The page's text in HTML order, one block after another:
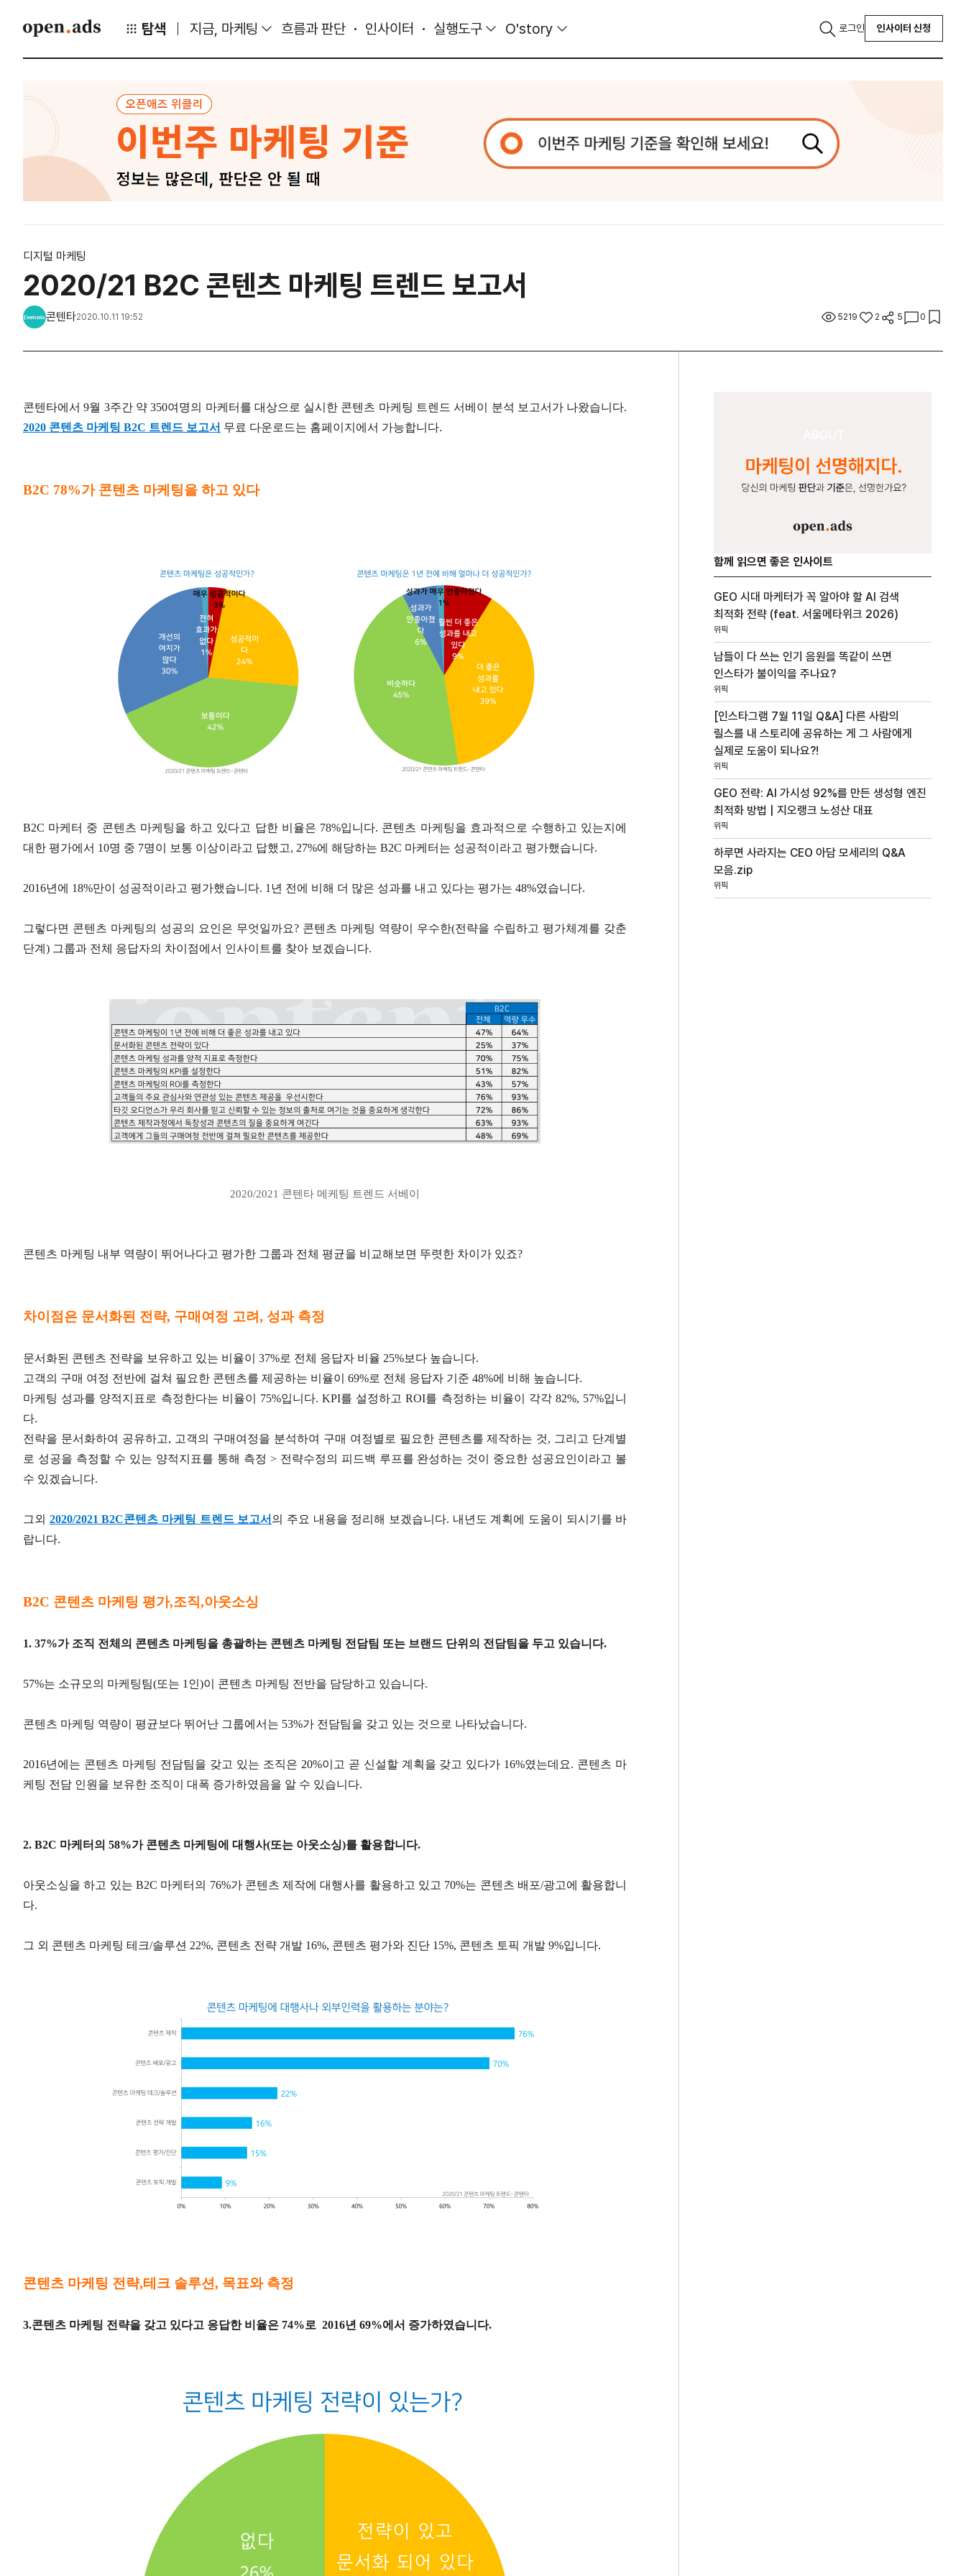
탐색 지금, 마케팅 흐름과 판단 인사이터 실행도구 O'story 로그인 인사이터 신청
디지털 마케팅
2020/21 B2C 콘텐츠 마케팅 트렌드 보고서
콘텐타2020.10.11 19:52 5219 2 5 0
콘텐타에서 9월 3주간 약 350여명의 마케터를 대상으로 실시한 콘텐츠 마케팅 트렌드 서베이 분석 보고서가 나왔습니다.
2020 콘텐츠 마케팅 B2C 트렌드 보고서 무료 다운로드는 홈페이지에서 가능합니다.
B2C 78%가 콘텐츠 마케팅을 하고 있다
B2C 마케터 중 콘텐츠 마케팅을 하고 있다고 답한 비율은 78%입니다. 콘텐츠 마케팅을 효과적으로 수행하고 있는지에
대한 평가에서 10명 중 7명이 보통 이상이라고 답했고, 27%에 해당하는 B2C 마케터는 성공적이라고 평가했습니다.
2016년에 18%만이 성공적이라고 평가했습니다. 1년 전에 비해 더 많은 성과를 내고 있다는 평가는 48%였습니다.
그렇다면 콘텐츠 마케팅의 성공의 요인은 무엇일까요? 콘텐츠 마케팅 역량이 우수한(전략을 수립하고 평가체계를 갖춘
단계) 그룹과 전체 응답자의 차이점에서 인사이트를 찾아 보겠습니다.
2020/2021 콘텐타 메케팅 트렌드 서베이
콘텐츠 마케팅 내부 역량이 뛰어나다고 평가한 그룹과 전체 평균을 비교해보면 뚜렷한 차이가 있죠?
차이점은 문서화된 전략, 구매여정 고려, 성과 측정
문서화된 콘텐츠 전략을 보유하고 있는 비율이 37%로 전체 응답자 비율 25%보다 높습니다.
고객의 구매 여정 전반에 걸쳐 필요한 콘텐츠를 제공하는 비율이 69%로 전체 응답자 기준 48%에 비해 높습니다.
마케팅 성과를 양적지표로 측정한다는 비율이 75%입니다. KPI를 설정하고 ROI를 측정하는 비율이 각각 82%, 57%입니
다.
전략을 문서화하여 공유하고, 고객의 구매여정을 분석하여 구매 여정별로 필요한 콘텐츠를 제작하는 것, 그리고 단계별
로 성공을 측정할 수 있는 양적지표를 통해 측정 > 전략수정의 피드백 루프를 완성하는 것이 중요한 성공요인이라고 볼
수 있겠습니다.
그외 2020/2021 B2C콘텐츠 마케팅 트렌드 보고서 의 주요 내용을 정리해 보겠습니다. 내년도 계획에 도움이 되시기를 바
랍니다.
B2C 콘텐츠 마케팅 평가,조직,아웃소싱
1. 37%가 조직 전체의 콘텐츠 마케팅을 총괄하는 콘텐츠 마케팅 전담팀 또는 브랜드 단위의 전담팀을 두고 있습니다.
57%는 소규모의 마케팅팀(또는 1인)이 콘텐츠 마케팅 전반을 담당하고 있습니다.
콘텐츠 마케팅 역량이 평균보다 뛰어난 그룹에서는 53%가 전담팀을 갖고 있는 것으로 나타났습니다.
2016년에는 콘텐츠 마케팅 전담팀을 갖고 있는 조직은 20%이고 곧 신설할 계획을 갖고 있다가 16%였는데요. 콘텐츠 마
케팅 전담 인원을 보유한 조직이 대폭 증가하였음을 알 수 있습니다.
2. B2C 마케터의 58%가 콘텐츠 마케팅에 대행사(또는 아웃소싱)를 활용합니다.
아웃소싱을 하고 있는 B2C 마케터의 76%가 콘텐츠 제작에 대행사를 활용하고 있고 70%는 콘텐츠 배포/광고에 활용합니
다.
그 외 콘텐츠 마케팅 테크/솔루션 22%, 콘텐츠 전략 개발 16%, 콘텐츠 평가와 진단 15%, 콘텐츠 토픽 개발 9%입니다.
콘텐츠 마케팅 전략,테크 솔루션, 목표와 측정
3.콘텐츠 마케팅 전략을 갖고 있다고 응답한 비율은 74%로 2016년 69%에서 증가하였습니다.
함께 읽으면 좋은 인사이트
GEO 시대 마케터가 꼭 알아야 할 AI 검색
최적화 전략 (feat. 서울메타위크 2026)
위픽
남들이 다 쓰는 인기 음원을 똑같이 쓰면
인스타가 불이익을 주나요?
위픽
[인스타그램 7월 11일 Q&A] 다른 사람의
릴스를 내 스토리에 공유하는 게 그 사람에게
실제로 도움이 되나요?!
위픽
GEO 전략: AI 가시성 92%를 만든 생성형 엔진
최적화 방법 | 지오랭크 노성산 대표
위픽
하루면 사라지는 CEO 아담 모세리의 Q&A
모음.zip
위픽